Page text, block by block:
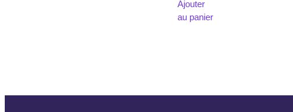
Ajouter
au panier